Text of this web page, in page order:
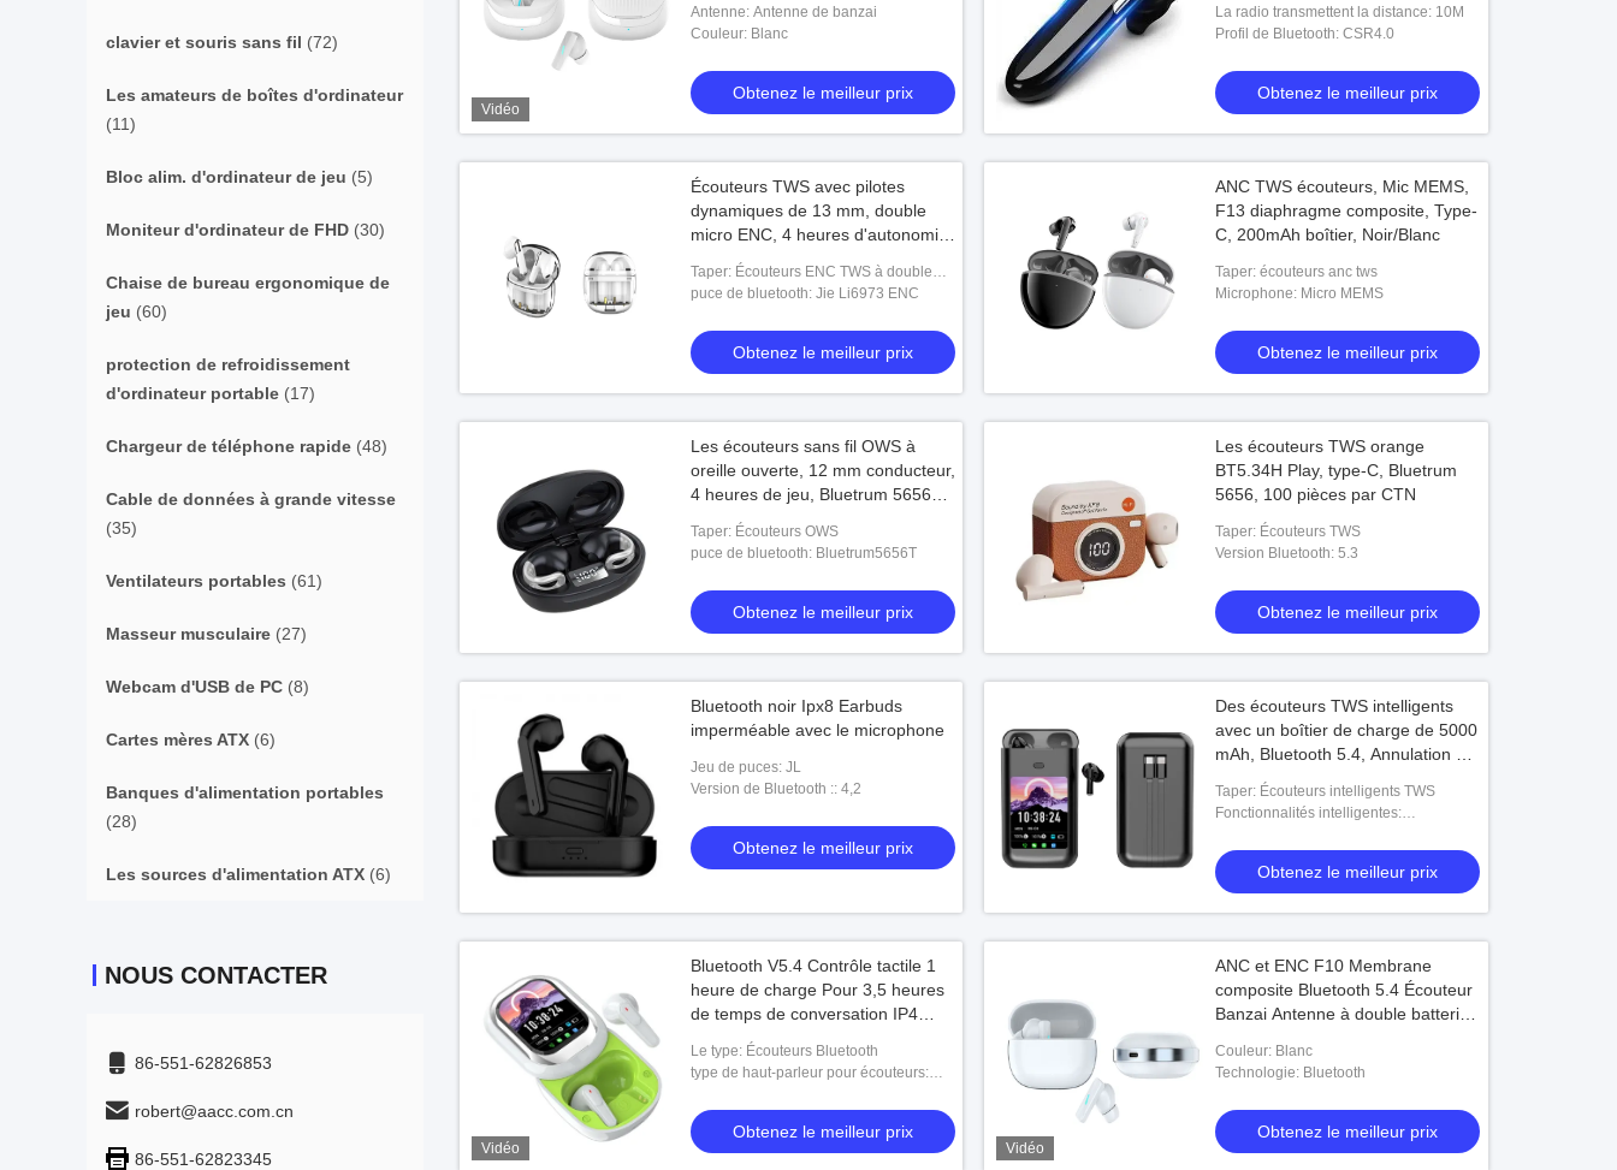
clavier et souris sans fil (72)
Les amateurs de boîtes d'ordinateur
(11)
Bloc alim. d'ordinateur de jeu (5)
Moniteur d'ordinateur de FHD (30)
Chaise de bureau ergonomique de
jeu (60)
protection de refroidissement
d'ordinateur portable (17)
Chargeur de téléphone rapide (48)
Cable de données à grande vitesse
(35)
Ventilateurs portables (61)
Masseur musculaire (27)
Webcam d'USB de PC (8)
Cartes mères ATX (6)
Banques d'alimentation portables
(28)
Les sources d'alimentation ATX (6)
NOUS CONTACTER
86-551-62826853
robert@aacc.com.cn
86-551-62823345
Vidéo
Antenne: Antenne de banzai
Couleur: Blanc
Obtenez le meilleur prix
La radio transmettent la distance: 10M
Profil de Bluetooth: CSR4.0
Obtenez le meilleur prix
Écouteurs TWS avec pilotes
dynamiques de 13 mm, double
micro ENC, 4 heures d'autonomie
et boîtier de charge de 250 mAh
Taper: Écouteurs ENC TWS à double
micro
puce de bluetooth: Jie Li6973 ENC
Obtenez le meilleur prix
ANC TWS écouteurs, Mic MEMS,
F13 diaphragme composite, Type-
C, 200mAh boîtier, Noir/Blanc
Taper: écouteurs anc tws
Microphone: Micro MEMS
Obtenez le meilleur prix
Les écouteurs sans fil OWS à
oreille ouverte, 12 mm conducteur,
4 heures de jeu, Bluetrum 5656T,
noir/blanc/rose/rouge
Taper: Écouteurs OWS
puce de bluetooth: Bluetrum5656T
Obtenez le meilleur prix
Les écouteurs TWS orange
BT5.34H Play, type-C, Bluetrum
5656, 100 pièces par CTN
Taper: Écouteurs TWS
Version Bluetooth: 5.3
Obtenez le meilleur prix
Bluetooth noir Ipx8 Earbuds
imperméable avec le microphone
Jeu de puces: JL
Version de Bluetooth :: 4,2
Obtenez le meilleur prix
Des écouteurs TWS intelligents
avec un boîtier de charge de 5000
mAh, Bluetooth 5.4, Annulation du
bruit ENC, alertes de messages
multi-applications
(WeChat/WhatsApp/FB)
Taper: Écouteurs intelligents TWS
Fonctionnalités intelligentes:
messages
(WeChat/QQ/WhatsApp/FB/Skype/SMS),
Obtenez le meilleur prix
Vidéo
Bluetooth V5.4 Contrôle tactile 1
heure de charge Pour 3,5 heures
de temps de conversation IP4
étanche Prend en charge
WhatsApp Facebook Notifications
Le type: Écouteurs Bluetooth
type de haut-parleur pour écouteurs:
Obtenez le meilleur prix
Vidéo
ANC et ENC F10 Membrane
composite Bluetooth 5.4 Écouteur
Banzai Antenne à double batterie
Couleur: Blanc
Technologie: Bluetooth
Obtenez le meilleur prix